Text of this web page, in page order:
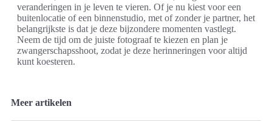
veranderingen in je leven te vieren. Of je nu kiest voor een
buitenlocatie of een binnenstudio, met of zonder je partner, het
belangrijkste is dat je deze bijzondere momenten vastlegt.
Neem de tijd om de juiste fotograaf te kiezen en plan je
zwangerschapsshoot, zodat je deze herinneringen voor altijd
kunt koesteren.
Meer artikelen